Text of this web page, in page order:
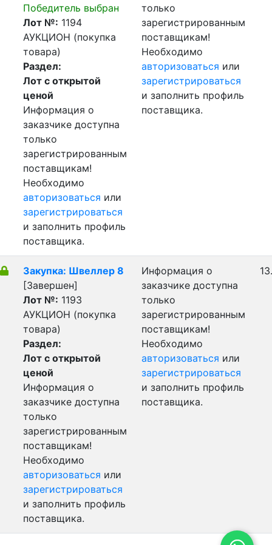
Победитель выбран
Лот №: 1194
АУКЦИОН (покупка
товара)
Раздел:
Лот с открытой
ценой
Информация о
заказчике доступна
только
зарегистрированным
поставщикам!
Необходимо
авторизоваться или
зарегистрироваться
и заполнить профиль
поставщика.
только
зарегистрированным
поставщикам!
Необходимо
авторизоваться или
зарегистрироваться
и заполнить профиль
поставщика.
Закупка: Швеллер 8
[Завершен]
Лот №: 1193
АУКЦИОН (покупка
товара)
Раздел:
Лот с открытой
ценой
Информация о
заказчике доступна
только
зарегистрированным
поставщикам!
Необходимо
авторизоваться или
зарегистрироваться
и заполнить профиль
поставщика.
Информация о
заказчике доступна
только
зарегистрированным
поставщикам!
Необходимо
авторизоваться или
зарегистрироваться
и заполнить профиль
поставщика.